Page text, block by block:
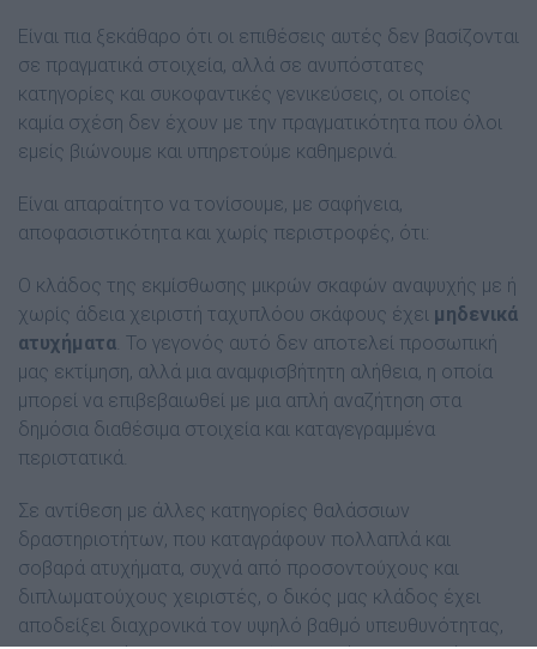
Είναι πια ξεκάθαρο ότι οι επιθέσεις αυτές δεν βασίζονται
σε πραγματικά στοιχεία, αλλά σε ανυπόστατες
κατηγορίες και συκοφαντικές γενικεύσεις, οι οποίες
καμία σχέση δεν έχουν με την πραγματικότητα που όλοι
εμείς βιώνουμε και υπηρετούμε καθημερινά.
Είναι απαραίτητο να τονίσουμε, με σαφήνεια,
αποφασιστικότητα και χωρίς περιστροφές, ότι:
Ο κλάδος της εκμίσθωσης μικρών σκαφών αναψυχής με ή
χωρίς άδεια χειριστή ταχυπλόου σκάφους έχει μηδενικά
ατυχήματα . Το γεγονός αυτό δεν αποτελεί προσωπική
μας εκτίμηση, αλλά μια αναμφισβήτητη αλήθεια, η οποία
μπορεί να επιβεβαιωθεί με μια απλή αναζήτηση στα
δημόσια διαθέσιμα στοιχεία και καταγεγραμμένα
περιστατικά.
Σε αντίθεση με άλλες κατηγορίες θαλάσσιων
δραστηριοτήτων, που καταγράφουν πολλαπλά και
σοβαρά ατυχήματα, συχνά από προσοντούχους και
διπλωματούχους χειριστές, ο δικός μας κλάδος έχει
αποδείξει διαχρονικά τον υψηλό βαθμό υπευθυνότητας,